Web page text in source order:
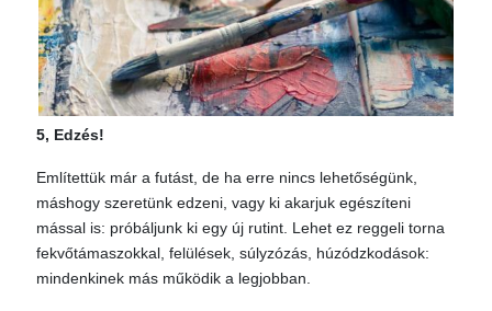
5, Edzés!
Említettük már a futást, de ha erre nincs lehetőségünk,
máshogy szeretünk edzeni, vagy ki akarjuk egészíteni
mással is: próbáljunk ki egy új rutint. Lehet ez reggeli torna
fekvőtámaszokkal, felülések, súlyzózás, húzódzkodások:
mindenkinek más működik a legjobban.